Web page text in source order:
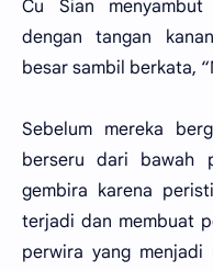
Cu Sian
dengan tangan
besar sambil berkata,
Sebelum mereka
berseru dari bawah
gembira karena
terjadi dan membuat
perwira yang menjadi